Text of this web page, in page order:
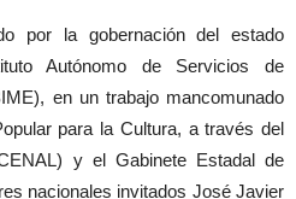
por la gobernación del estado
Autónomo de Servicios de
en un trabajo mancomunado
para la Cultura, a través del
y el Gabinete Estadal de
nacionales invitados José Javier